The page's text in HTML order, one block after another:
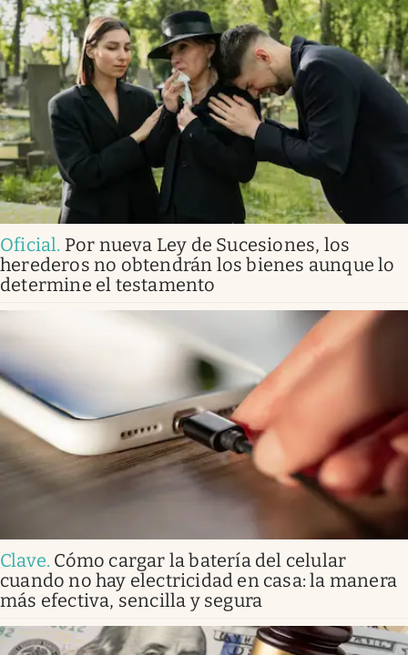
Oficial. Por nueva Ley de Sucesiones, los
herederos no obtendrán los bienes aunque lo
determine el testamento
Clave. Cómo cargar la batería del celular
cuando no hay electricidad en casa: la manera
más efectiva, sencilla y segura